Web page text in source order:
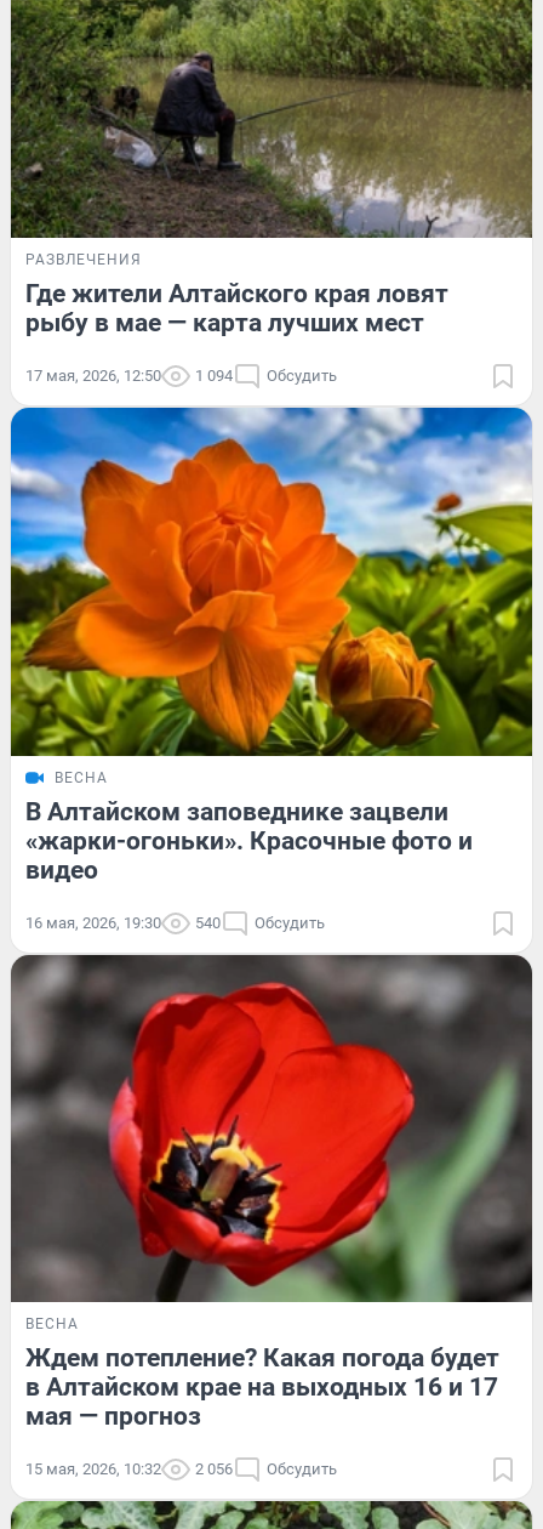
РАЗВЛЕЧЕНИЯ
Где жители Алтайского края ловят
рыбу в мае — карта лучших мест
17 мая, 2026, 12:50 1 094 Обсудить
ВЕСНА
В Алтайском заповеднике зацвели
«жарки-огоньки». Красочные фото и
видео
16 мая, 2026, 19:30 540 Обсудить
ВЕСНА
Ждем потепление? Какая погода будет
в Алтайском крае на выходных 16 и 17
мая — прогноз
15 мая, 2026, 10:32 2 056 Обсудить